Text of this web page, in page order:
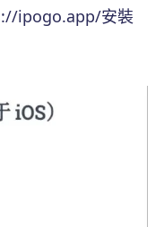
ipogo.app/安裝